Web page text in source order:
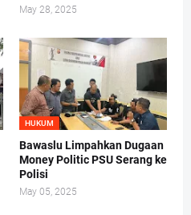
May 28, 2025
HUKUM
Bawaslu Limpahkan Dugaan
Money Politic PSU Serang ke
Polisi
May 05, 2025